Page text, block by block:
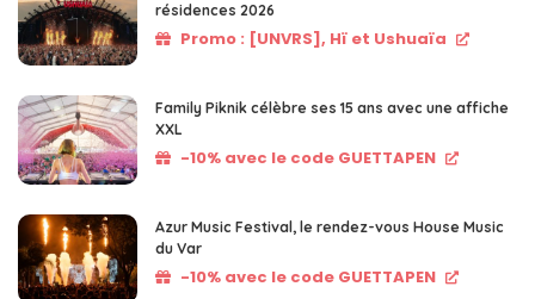
résidences 2026
Promo : [UNVRS], Hï et Ushuaïa
Family Piknik célèbre ses 15 ans avec une affiche
XXL
-10% avec le code GUETTAPEN
Azur Music Festival, le rendez-vous House Music
du Var
-10% avec le code GUETTAPEN